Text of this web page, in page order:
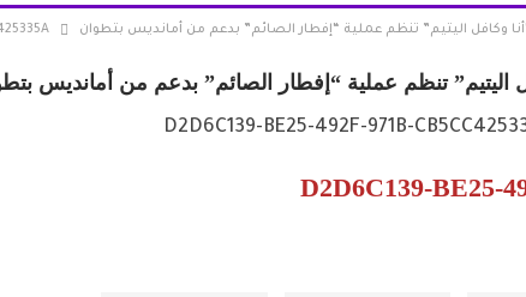
وكافل اليتيم” تنظم عملية “إفطار الصائم” بدعم من أمانديس بتطوان
اليتيم” تنظم عملية “إفطار الصائم” بدعم من أمانديس
D2D6C139-BE25-